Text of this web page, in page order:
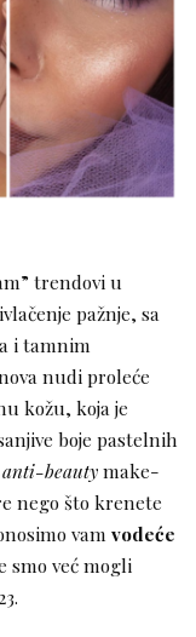
trendovi u
pažnje, sa
i tamnim
nudi proleće
kožu, koja je
boje pastelnih
anti-beautymake-
nego što krenete
vam vodeće
smo već mogli